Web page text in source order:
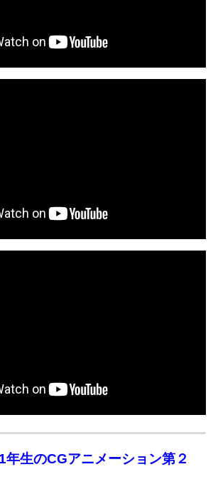
年生のCGアニメーション第２